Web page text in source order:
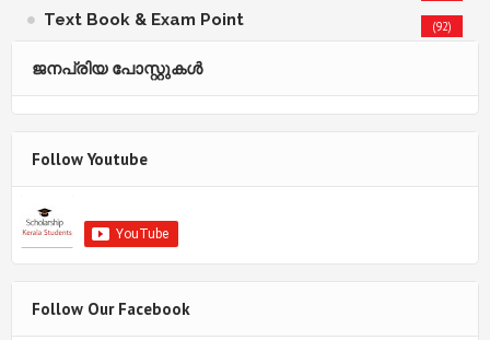
Text Book & Exam Point (92)
ജനപ്രിയ പോസ്റ്റുകള്‍‌
Follow Youtube
Follow Our Facebook